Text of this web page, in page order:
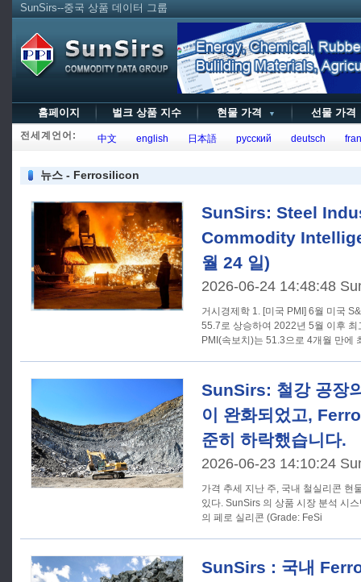
SunSirs--중국 상품 데이터 그룹
홈페이지 벌크 상품 지수 현물 가격 ▼ 선물 가
전세계언어: 中文 english 日本語 русский deutsch
뉴스 - Ferrosilicon
SunSirs: Steel
Commodity
월 24 일)
2026-06-24 14:48:48
거시경제학 1. [미국 PMI] 6월 미국 S&P 글로벌 제조업 PMI(속보치)는
55.7로 상승하여 2022년 5월 이후
PMI(속보치)는 51.3으로 4개월 만에
SunSirs: 철강 공장
이 완화되었고,
준히 하락했습니다.
2026-06-23 14:10:24
가격 추세 지난 주, 국내 철실리콘 현물 시장은 꾸준히 하락세를 보이고
있다. SunSirs 의 상품 시장 분석 시
의 페로 실리콘 (Grade: FeSi
SunSirs : 국내